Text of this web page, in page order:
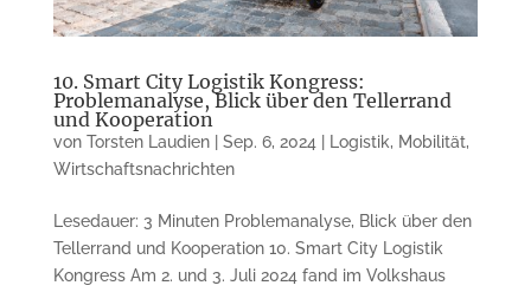
10. Smart City Logistik Kongress:
Problemanalyse, Blick über den Tellerrand
und Kooperation
von Torsten Laudien| Sep. 6, 2024 Logistik, Mobilität,
Wirtschaftsnachrichten
Lesedauer: 3 Minuten Problemanalyse, Blick über den
Tellerrand und Kooperation 10. Smart City Logistik
Kongress Am 2. und 3. Juli 2024 fand im Volkshaus